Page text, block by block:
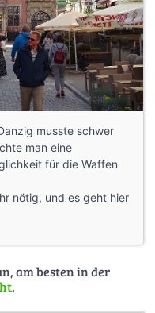
musste schwer
man eine
für die Waffen
nötig, und es geht hier
am besten in der
.